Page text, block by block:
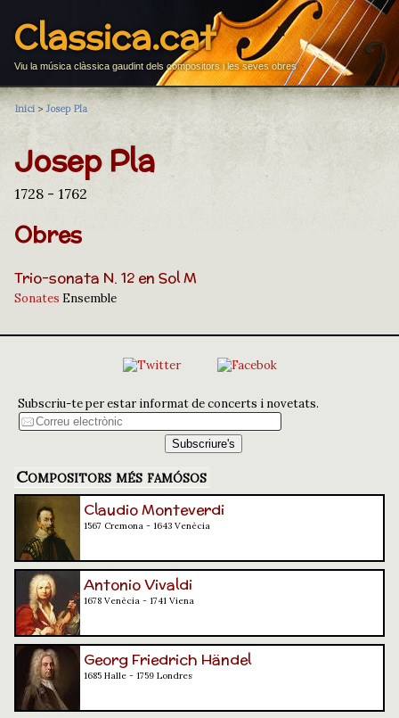
Classica.cat
Viu la música clàssica gaudint dels compositors i les seves obres
Inici > Josep Pla
Josep Pla
1728 - 1762
Obres
Trio-sonata N. 12 en Sol M
Sonates Ensemble
Subscriu-te per estar informat de concerts i novetats.
Compositors més famósos
Claudio Monteverdi
1567 Cremona - 1643 Venècia
Antonio Vivaldi
1678 Venècia - 1741 Viena
Georg Friedrich Händel
1685 Halle - 1759 Londres